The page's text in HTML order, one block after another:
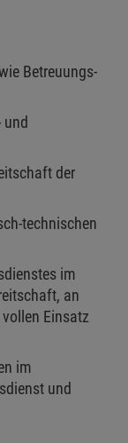
Betreuungs-
der
technischen
im
an
Einsatz
im
und